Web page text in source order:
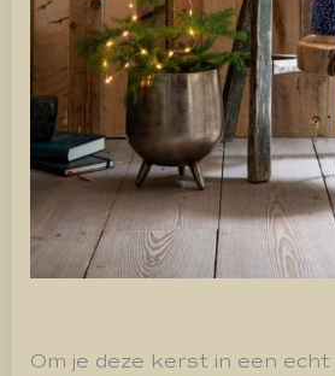
Om je deze kerst in een